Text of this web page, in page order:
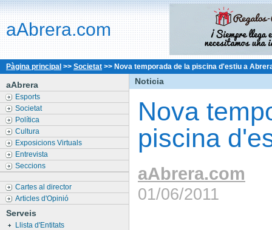
aAbrera.com
Pàgina principal >> Societat >> Nova temporada de la piscina d'estiu a
aAbrera
Esports
Societat
Política
Cultura
Exposicions Virtuals
Entrevista
Seccions
Cartes al director
Articles d'Opinió
Serveis
Llista d'Entitats
Noticia
Nova
piscina
aAbrera.com
01/06/2011